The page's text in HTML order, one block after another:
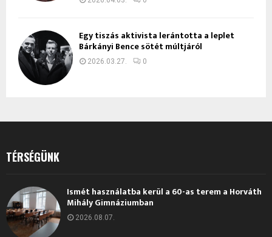
Egy tiszás aktivista lerántotta a leplet
Bárkányi Bence sötét múltjáról
2026.03.27. 0
TÉRSÉGÜNK
Ismét használatba kerül a 60-as terem a Horváth
Mihály Gimnáziumban
2026.08.07.